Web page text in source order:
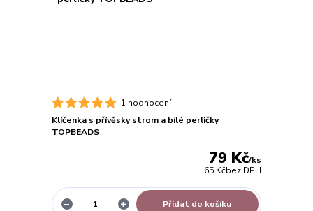
1 hodnocení
Klíčenka s přívěsky strom a bílé perličky
TOPBEADS
79 Kč/ks
65 Kčbez DPH
Přidat do košíku